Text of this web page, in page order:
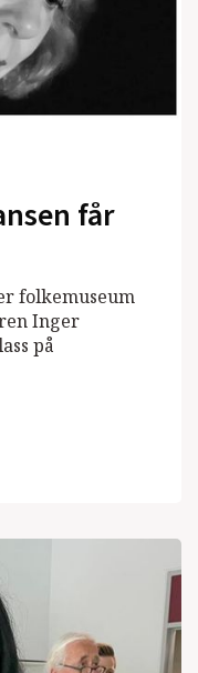
får
folkemuseum
Inger
på